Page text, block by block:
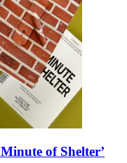
of Shelter’